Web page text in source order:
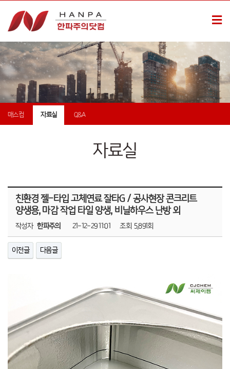
매스컴 자료실 Q&A
자료실
친환경 젤-타입 고체연료 잘타G / 공사현장 콘크리트
양생용, 마감 작업 타일 양생, 비닐하우스 난방 외
작성자 한파주의 21-12-29 11:01 조회 5,891회
이전글 다음글